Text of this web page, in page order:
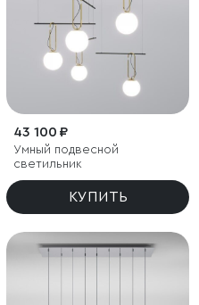
43 100 ₽
Умный подвесной
светильник
КУПИТЬ